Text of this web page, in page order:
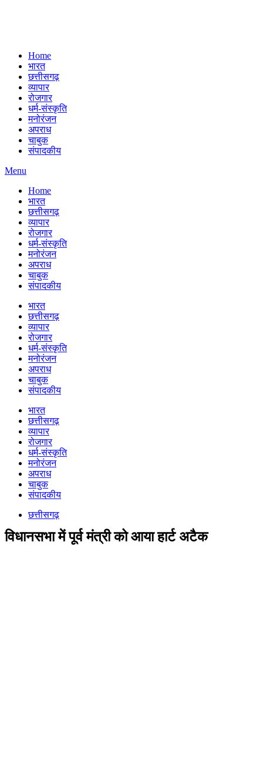
Home
भारत
छत्तीसगढ़
व्यापार
रोजगार
धर्म-संस्कृति
मनोरंजन
अपराध
चाबुक
संपादकीय
Menu
Home
भारत
छत्तीसगढ़
व्यापार
रोजगार
धर्म-संस्कृति
मनोरंजन
अपराध
चाबुक
संपादकीय
भारत
छत्तीसगढ़
व्यापार
रोजगार
धर्म-संस्कृति
मनोरंजन
अपराध
चाबुक
संपादकीय
भारत
छत्तीसगढ़
व्यापार
रोजगार
धर्म-संस्कृति
मनोरंजन
अपराध
चाबुक
संपादकीय
छत्तीसगढ़
विधानसभा में पूर्व मंत्री को आया हार्ट अटैक